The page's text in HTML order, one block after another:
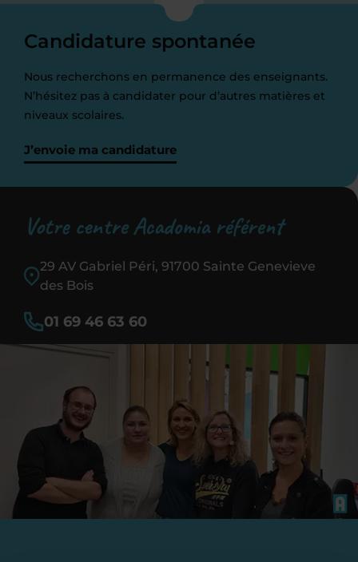
Candidature spontanée
Nous recherchons en permanence des enseignants.
N’hésitez pas à candidater pour d’autres matières et
niveaux scolaires.
J’envoie ma candidature
Votre centre Acadomia référent
29 AV Gabriel Péri, 91700 Sainte Genevieve
des Bois
01 69 46 63 60